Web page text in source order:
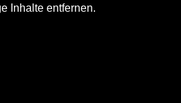
Inhalte entfernen.